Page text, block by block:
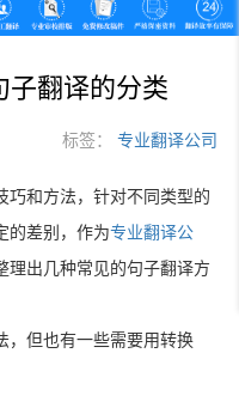
子翻译的分类
标签： 专业翻译公司
巧和方法，针对不同类型的
的差别，作为专业翻译公
理出几种常见的句子翻译方
，但也有一些需要用转换